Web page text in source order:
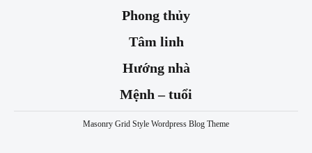
Phong thủy
Tâm linh
Hướng nhà
Mệnh – tuổi
Masonry Grid Style Wordpress Blog Theme